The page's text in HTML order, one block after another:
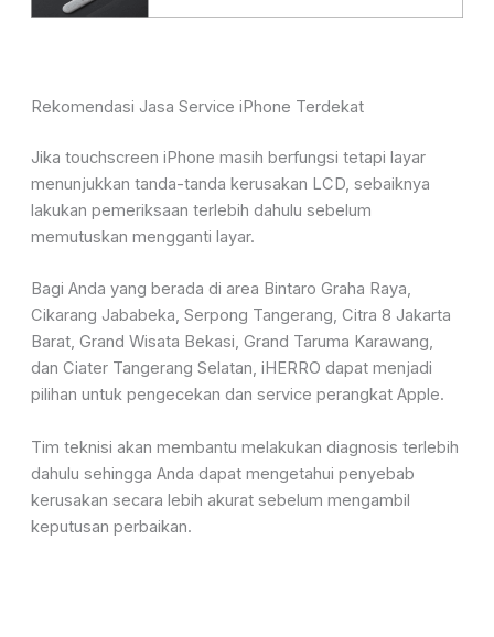
Rekomendasi Jasa Service iPhone Terdekat
Jika touchscreen iPhone masih berfungsi tetapi layar
menunjukkan tanda-tanda kerusakan LCD, sebaiknya
lakukan pemeriksaan terlebih dahulu sebelum
memutuskan mengganti layar.
Bagi Anda yang berada di area Bintaro Graha Raya,
Cikarang Jababeka, Serpong Tangerang, Citra 8 Jakarta
Barat, Grand Wisata Bekasi, Grand Taruma Karawang,
dan Ciater Tangerang Selatan, iHERRO dapat menjadi
pilihan untuk pengecekan dan service perangkat Apple.
Tim teknisi akan membantu melakukan diagnosis terlebih
dahulu sehingga Anda dapat mengetahui penyebab
kerusakan secara lebih akurat sebelum mengambil
keputusan perbaikan.